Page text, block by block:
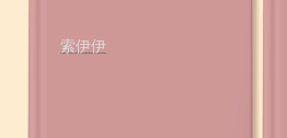
索伊伊